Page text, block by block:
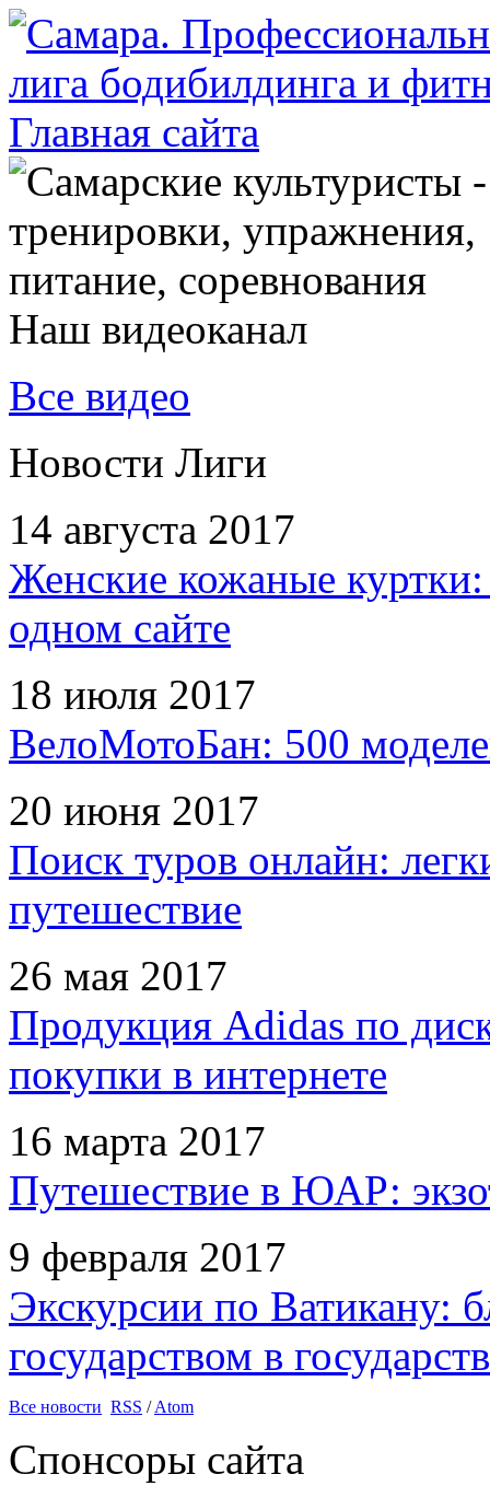
Наш видеоканал
Все видео
Новости Лиги
14 августа 2017
Женские кожаные
одном сайте
18 июля 2017
ВелоМотоБан: 500
20 июня 2017
Поиск туров онлайн:
путешествие
26 мая 2017
Продукция Adidas по
покупки в интернете
16 марта 2017
Путешествие в ЮАР:
9 февраля 2017
Экскурсии по Ватикану:
государством в
Все новости RSS /Atom
Спонсоры сайта